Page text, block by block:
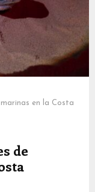
en la Costa
de